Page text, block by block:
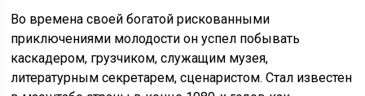
Во времена своей богатой рискованными
приключениями молодости он успел побывать
каскадером, грузчиком, служащим музея,
литературным секретарем, сценаристом. Стал известен